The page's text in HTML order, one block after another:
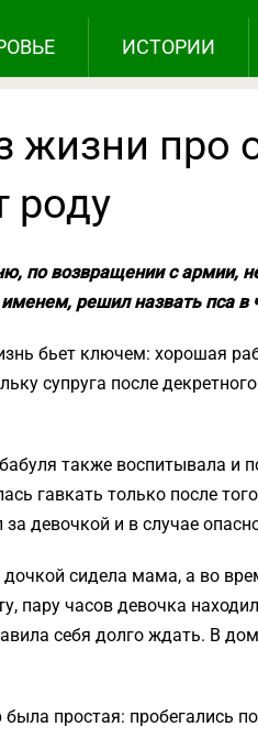
ИСТОРИИ
жизни про
роду
по возвращении с армии,
решил назвать пса в
бьет ключем: хорошая
супруга после
также воспитывала и
гавкать только после
девочкой и в случае
сидела мама, а во
пару часов девочка
себя долго ждать. В
простая: пробегались